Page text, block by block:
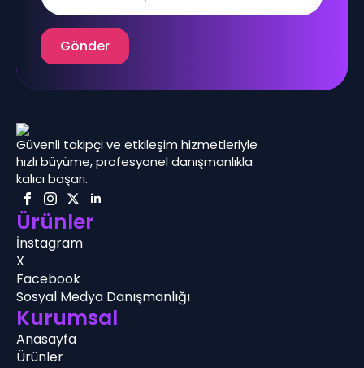
Gönder
Güvenli takipçi ve etkileşim hizmetleriyle
hızlı büyüme, profesyonel danışmanlıkla
kalıcı başarı.
Ürünler
İnstagram
X
Facebook
Sosyal Medya Danışmanlığı
Kurumsal
Anasayfa
Ürünler